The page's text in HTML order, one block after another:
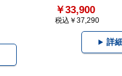
￥33,900
税込￥37,290
詳